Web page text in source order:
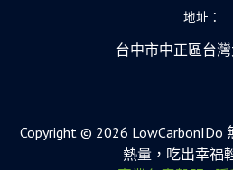
地址：
台中市中正區台
Copyright © 2026 LowCarbonIDo
熱量，吃出幸福